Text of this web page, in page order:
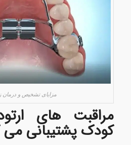
مزایای تشخیص و درمان
مراقبت های
کودک پشتیبانی می